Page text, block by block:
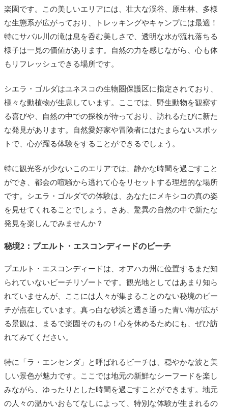
楽園です。この美しいエリアには、壮大な渓谷、原生林、多様
な生態系が広がっており、トレッキングやキャンプには最適！
特にサバル川の滝は息を呑む美しさで、透明な水が流れ落ちる
様子は一見の価値があります。自然の力を感じながら、心も体
もリフレッシュできる場所です。
シエラ・ゴルダはユネスコの生物圏保護区に指定されており、
様々な動植物が生息しています。ここでは、野生動物を観察す
る喜びや、自然の中での探検が待っており、訪れるたびに新た
な発見があります。自然愛好家や冒険者にはたまらないスポッ
トで、心が躍る体験をすることができるでしょう。
特に観光客が少ないこのエリアでは、静かな時間を過ごすこと
ができ、都会の喧騒から逃れて心をリセットする理想的な場所
です。シエラ・ゴルダでの体験は、あなたにメキシコの真の姿
を見せてくれることでしょう。さあ、驚異の自然の中で新たな
発見を楽しんでみませんか？
秘境2：プエルト・エスコンディードのビーチ
プエルト・エスコンディードは、オアハカ州に位置するまだ知
られていないビーチリゾートです。観光地としてはあまり知ら
れていませんが、ここには人々が集まることのない秘境のビー
チが点在しています。真っ白な砂浜と透き通った青い海が広が
る景観は、まるで楽園そのもの！心を休めるためにも、ぜひ訪
れてみてください。
特に「ラ・エンセンダ」と呼ばれるビーチは、穏やかな波と美
しい景色が魅力です。ここでは地元の新鮮なシーフードを楽し
みながら、ゆったりとした時間を過ごすことができます。地元
の人々の温かいおもてなしによって、特別な体験が生まれるの